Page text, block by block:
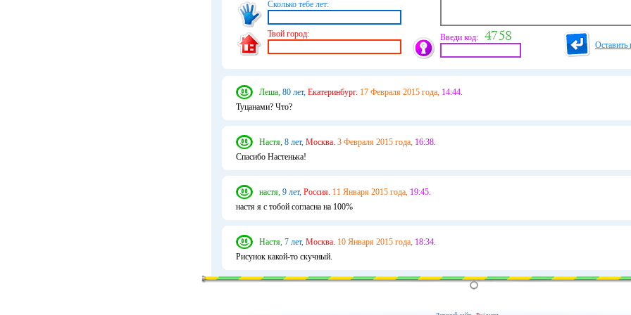
Сколько тебе лет:
Твой город: Введи код:
Оставить
Леша, 80 лет, Екатеринбург. 17 Февраля 2015 года, 14:44.
Туцанами? Что?
Настя, 8 лет, Москва. 3 Февраля 2015 года, 16:38.
Спасибо Настенька!
настя, 9 лет, Россия. 11 Января 2015 года, 19:45.
настя я с тобой согласна на 100%
Настя, 7 лет, Москва. 10 Января 2015 года, 18:34.
Рисунок какой-то скучный.